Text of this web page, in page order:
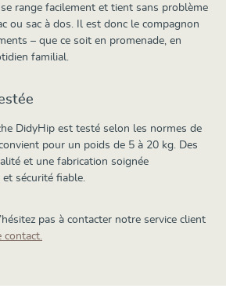
range facilement et tient sans problème
ou sac à dos. Il est donc le compagnon
– que ce soit en promenade, en
familial.
DidyHip est testé selon les normes de
pour un poids de 5 à 20 kg. Des
et une fabrication soignée
sécurité fiable.
pas à contacter notre service client